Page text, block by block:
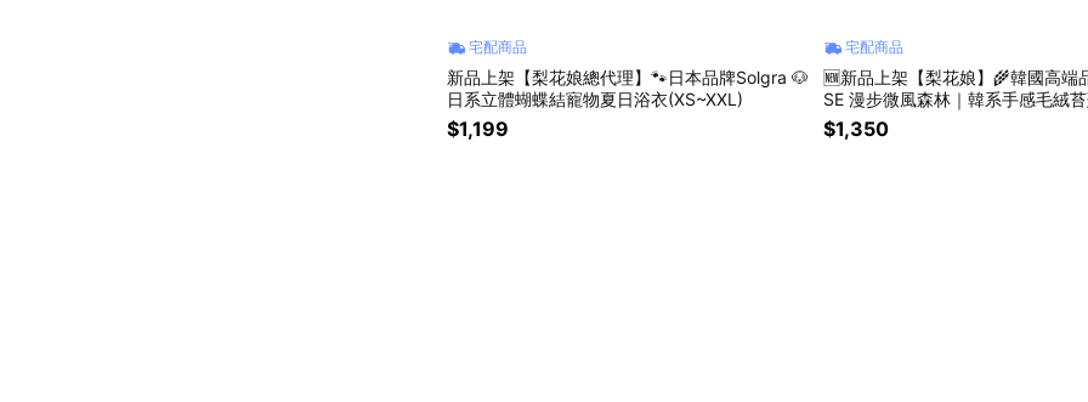
宅配商品
新品上架【梨花娘總代理】🐾日本品牌Solgra 🐶
日系立體蝴蝶結寵物夏日浴衣(XS~XXL)
$1,199
宅配商品
🆕新品上架【梨花娘】🌾韓國高端
SE 漫步微風森林｜韓系手感毛絨
工製作，等待期約10~15天)
$1,350